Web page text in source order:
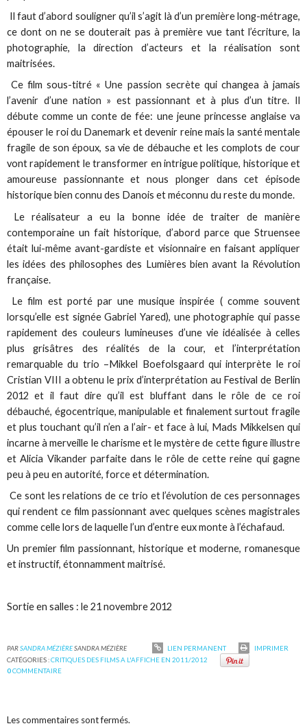
Il faut d’abord souligner qu’il s’agit là d’un première long-métrage,
ce dont on ne se douterait pas à première vue tant l’écriture, la
photographie, la direction d’acteurs et la réalisation sont
maitrisées.
Ce film sous-titré « Une passion secrète qui changea à jamais
l’avenir d’une nation » est passionnant et à plus d’un titre. Il
débute comme un conte de fée: une jeune princesse anglaise va
épouser le roi du Danemark et devenir reine mais la santé mentale
fragile de son époux, sa vie de débauche et les complots de cour
vont rapidement le transformer en intrigue politique, historique et
amoureuse passionnante et nous plonger dans cet épisode
historique bien connu des Danois et méconnu du reste du monde.
Le réalisateur a eu la bonne idée de traiter de manière
contemporaine un fait historique, d’abord parce que Struensee
était lui-même avant-gardiste et visionnaire en faisant appliquer
les idées des philosophes des Lumières bien avant la Révolution
française.
Le film est porté par une musique inspirée ( comme souvent
lorsqu’elle est signée Gabriel Yared), une photographie qui passe
rapidement des couleurs lumineuses d’une vie idéalisée à celles
plus grisâtres des réalités de la cour, et l’interprétation
remarquable du trio –Mikkel Boefolsgaard qui interprète le roi
Cristian VIII a obtenu le prix d’interprétation au Festival de Berlin
2012 et il faut dire qu’il est bluffant dans le rôle de ce roi
débauché, égocentrique, manipulable et finalement surtout fragile
et plus touchant qu’il n’en a l’air- et face à lui, Mads Mikkelsen qui
incarne à merveille le charisme et le mystère de cette figure illustre
et Alicia Vikander parfaite dans le rôle de cette reine qui gagne
peu à peu en autorité, force et détermination.
Ce sont les relations de ce trio et l’évolution de ces personnages
qui rendent ce film passionnant avec quelques scènes magistrales
comme celle lors de laquelle l’un d’entre eux monte à l’échafaud.
Un premier film passionnant, historique et moderne, romanesque
et instructif, étonnamment maitrisé.
Sortie en salles : le 21 novembre 2012
PARSANDRA MÉZIÈRESANDRA MÉZIÈRE LIEN PERMANENT
IMPRIMER
CATÉGORIES :CRITIQUES DES FILMS A L'AFFICHE EN 2011/2012
0COMMENTAIRE
Les commentaires sont fermés.